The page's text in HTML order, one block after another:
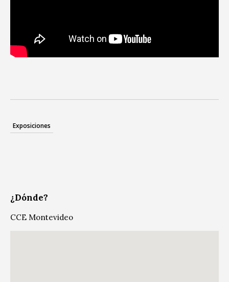
Exposiciones
¿Dónde?
CCE Montevideo